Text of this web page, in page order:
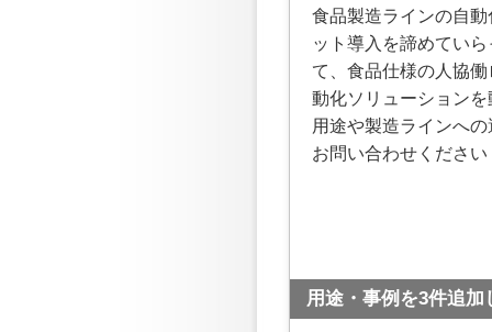
食品製造ラインの自
ット導入を諦めてい
て、食品仕様の人協
動化ソリューション
用途や製造ラインへ
お問い合わせください
用途・事例を3件追加